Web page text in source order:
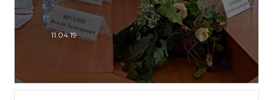
11.04.19